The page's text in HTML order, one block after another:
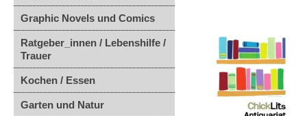
Graphic Novels und Comics
Ratgeber_innen / Lebenshilfe /
Trauer
Kochen / Essen
Garten und Natur